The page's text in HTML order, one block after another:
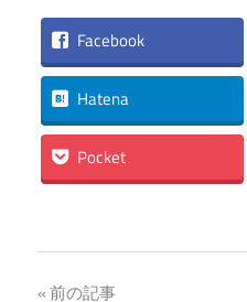
Facebook
Hatena
Pocket
前の記事